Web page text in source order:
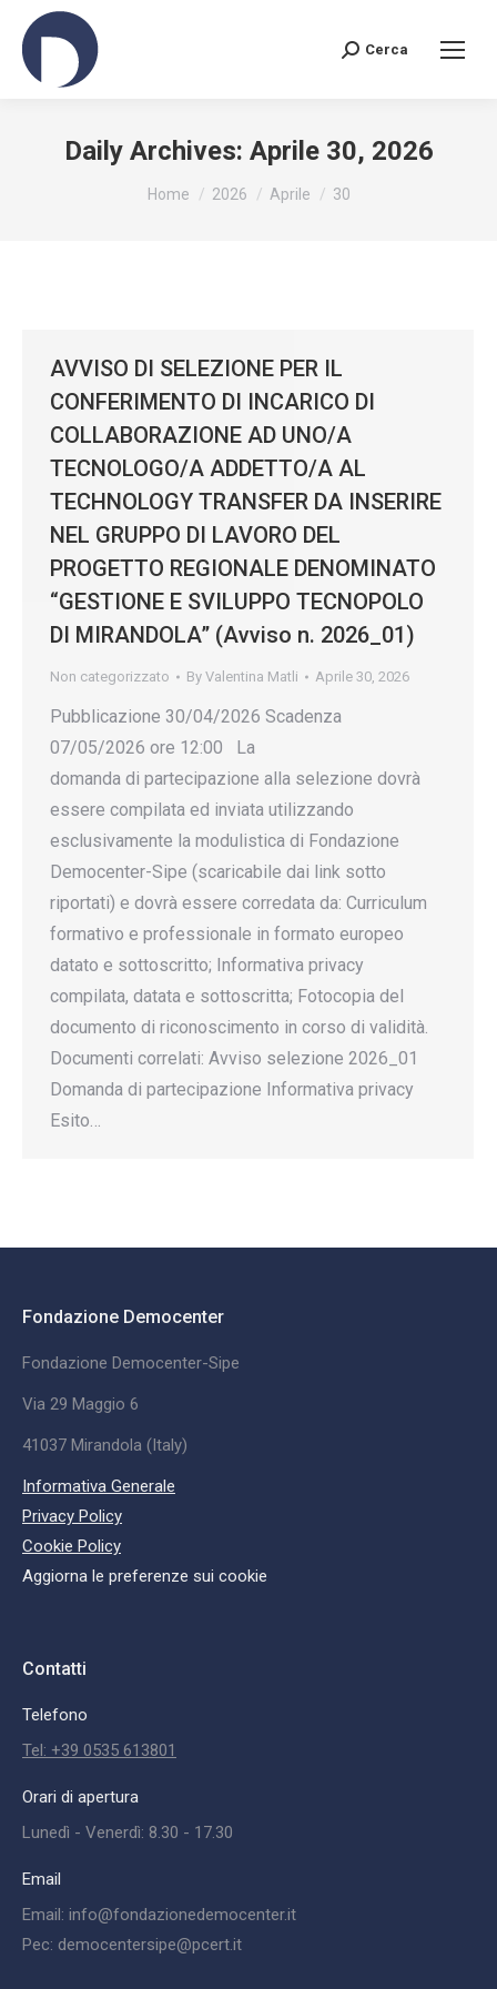
Search:
Cerca
Daily Archives: Aprile 30, 2026
You are here:
Home 2026 Aprile 30
AVVISO DI SELEZIONE PER IL
CONFERIMENTO DI INCARICO DI
COLLABORAZIONE AD UNO/A
TECNOLOGO/A ADDETTO/A AL
TECHNOLOGY TRANSFER DA INSERIRE
NEL GRUPPO DI LAVORO DEL
PROGETTO REGIONALE DENOMINATO
“GESTIONE E SVILUPPO TECNOPOLO
DI MIRANDOLA” (Avviso n. 2026_01)
Non categorizzato By Valentina Matli Aprile 30, 2026
Pubblicazione 30/04/2026 Scadenza
07/05/2026 ore 12:00 La
domanda di partecipazione alla selezione dovrà
essere compilata ed inviata utilizzando
esclusivamente la modulistica di Fondazione
Democenter-Sipe (scaricabile dai link sotto
riportati) e dovrà essere corredata da: Curriculum
formativo e professionale in formato europeo
datato e sottoscritto; Informativa privacy
compilata, datata e sottoscritta; Fotocopia del
documento di riconoscimento in corso di validità.
Documenti correlati: Avviso selezione 2026_01
Domanda di partecipazione Informativa privacy
Esito…
Fondazione Democenter
Fondazione Democenter-Sipe
Via 29 Maggio 6
41037 Mirandola (Italy)
Informativa Generale
Privacy Policy
Cookie Policy
Aggiorna le preferenze sui cookie
Contatti
Telefono
Tel: +39 0535 613801
Orari di apertura
Lunedì - Venerdì: 8.30 - 17.30
Email
Email: info@fondazionedemocenter.it
Pec: democentersipe@pcert.it